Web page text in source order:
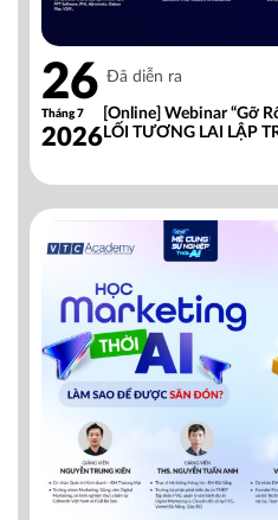
26
Tháng 7
2026
Đã diễn ra
[Online] Webinar “Gỡ
LỐI TƯƠNG LAI LẬP